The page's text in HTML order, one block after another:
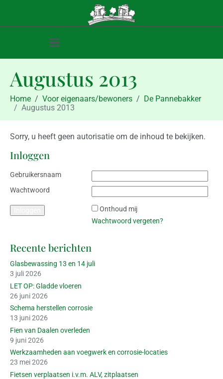
Augustus 2013
Home Voor eigenaars/bewoners
De Pannebakker
Augustus 2013
Sorry, u heeft geen autorisatie om de inhoud te bekijken.
Inloggen
Gebruikersnaam
Wachtwoord
Onthoud mij
Wachtwoord vergeten?
Recente berichten
Glasbewassing 13 en 14 juli
3 juli 2026
LET OP: Gladde vloeren
26 juni 2026
Schema herstellen corrosie
13 juni 2026
Fien van Daalen overleden
9 juni 2026
Werkzaamheden aan voegwerk en corrosie-locaties
23 mei 2026
Fietsen verplaatsen i.v.m. ALV, zitplaatsen